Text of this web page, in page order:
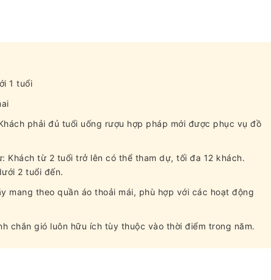
1 tuổi
phải đủ tuổi uống rượu hợp pháp mới được phục vụ đồ
Khách từ 2 tuổi trở lên có thể tham dự, tối đa 12 khách.
2 tuổi đến.
mang theo quần áo thoải mái, phù hợp với các hoạt động
chắn gió luôn hữu ích tùy thuộc vào thời điểm trong năm.